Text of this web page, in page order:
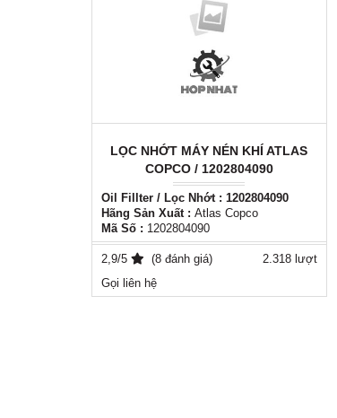
LỌC NHỚT MÁY NÉN KHÍ ATLAS
COPCO / 1202804090
Oil Fillter / Lọc Nhớt : 1202804090
Hãng Sản Xuất : Atlas Copco
Mã Số : 1202804090
Lọc nhớt Atlas Copco 1202804090
Hãng sản xuất: Atlas copco
Phụ tùng thay thế tương đương cho tất
2,9/5 (8 đánh giá)
2.318 lượt
Gọi liên hệ